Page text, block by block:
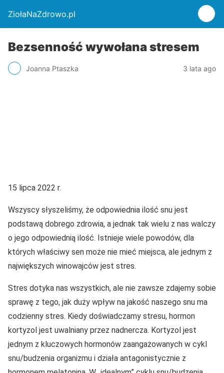
ZiołaNaZdrowo.pl
Bezsenność wywołana stresem
Joanna Ptaszka 3 lata ago
15 lipca 2022 r.
Wszyscy słyszeliśmy, że odpowiednia ilość snu jest
podstawą dobrego zdrowia, a jednak tak wielu z nas walczy
o jego odpowiednią ilość. Istnieje wiele powodów, dla
których właściwy sen może nie mieć miejsca, ale jednym z
największych winowajców jest stres.
Stres dotyka nas wszystkich, ale nie zawsze zdajemy sobie
sprawę z tego, jak duży wpływ na jakość naszego snu ma
codzienny stres. Kiedy doświadczamy stresu, hormon
kortyzol jest uwalniany przez nadnercza. Kortyzol jest
jednym z kluczowych hormonów zaangażowanych w cykl
snu/budzenia organizmu i działa antagonistycznie z